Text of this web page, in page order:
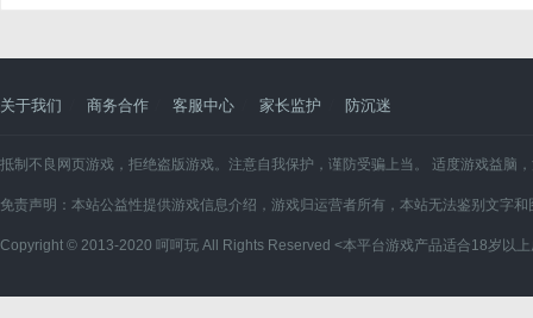
关于我们 商务合作 客服中心 家长监护 防沉迷
抵制不良网页游戏，拒绝盗版游戏。注意自我保护，谨防受骗上当。 适度游戏益脑
免责声明：本站公益性提供游戏信息介绍，游戏归运营者所有，本站无法鉴别文字
Copyright © 2013-2020 呵呵玩 All Rights Reserved <本平台游戏产品适合18岁以